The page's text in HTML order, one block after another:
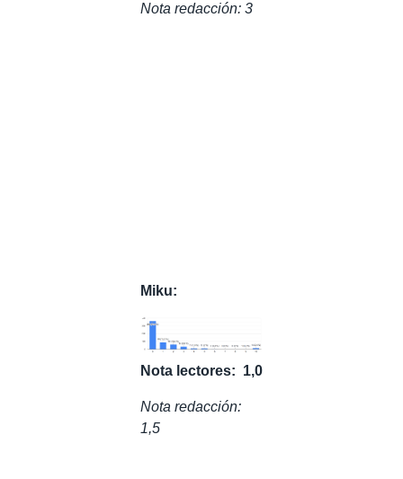
Nota redacción: 3
Miku:
Nota lectores: 1,0
Nota redacción:
1,5